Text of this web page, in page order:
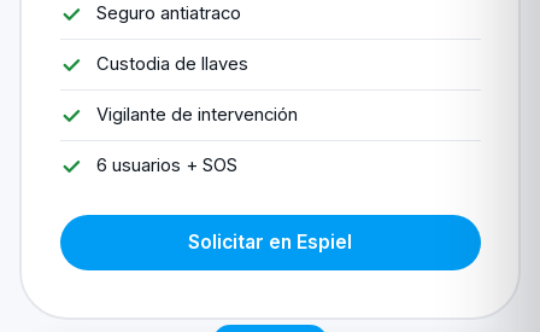
Seguro antiatraco
Custodia de llaves
Vigilante de intervención
6 usuarios + SOS
Solicitar en Espiel